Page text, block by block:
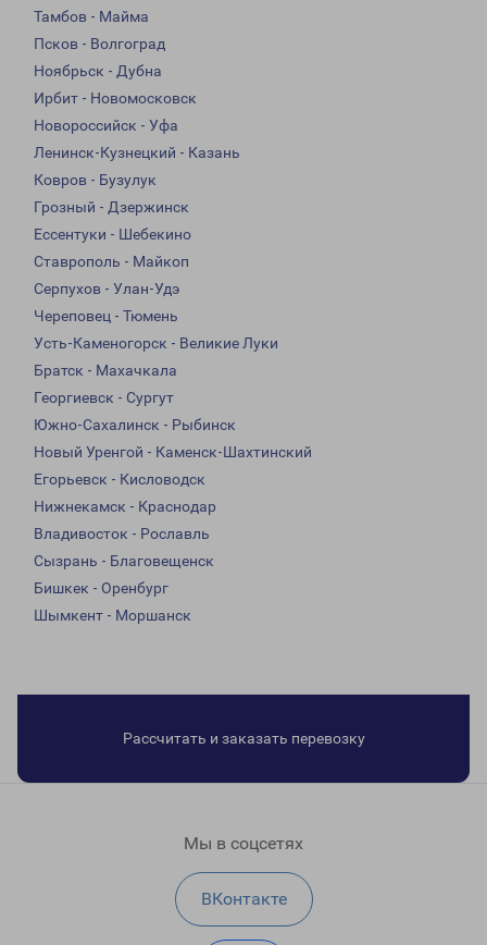
Тамбов - Майма
Псков - Волгоград
Ноябрьск - Дубна
Ирбит - Новомосковск
Новороссийск - Уфа
Ленинск-Кузнецкий - Казань
Ковров - Бузулук
Грозный - Дзержинск
Ессентуки - Шебекино
Ставрополь - Майкоп
Серпухов - Улан-Удэ
Череповец - Тюмень
Усть-Каменогорск - Великие Луки
Братск - Махачкала
Георгиевск - Сургут
Южно-Сахалинск - Рыбинск
Новый Уренгой - Каменск-Шахтинский
Егорьевск - Кисловодск
Нижнекамск - Краснодар
Владивосток - Рославль
Сызрань - Благовещенск
Бишкек - Оренбург
Шымкент - Моршанск
Рассчитать и заказать перевозку
Мы в соцсетях
ВКонтакте